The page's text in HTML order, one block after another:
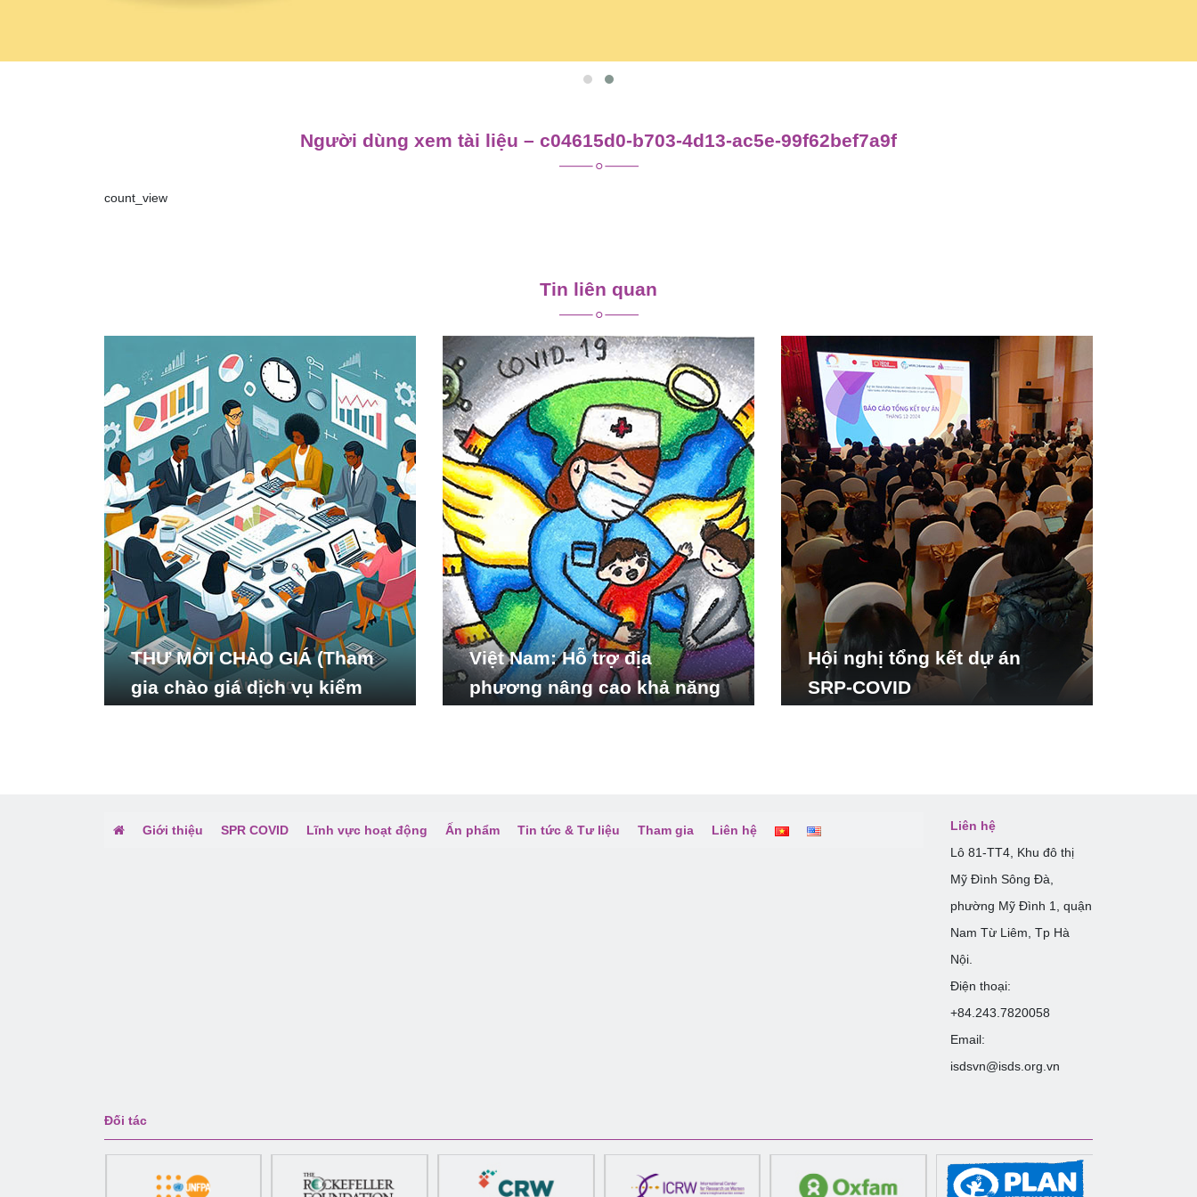
Người dùng xem tài liệu – c04615d0-b703-4d13-ac5e-99f62bef7a9f
count_view
viết
Tin liên quan
THƯ MỜI CHÀO GIÁ (Tham
gia chào giá dịch vụ kiểm
Việt Nam: Hỗ trợ địa
phương nâng cao khả năng
Hội nghị tổng kết dự án
SRP-COVID
Giới thiệu SPR COVID Lĩnh vực hoạt động Ấn phẩm Tin tức & Tư liệu Tham gia Liên hệ
Liên hệ
Lô 81-TT4, Khu đô thị
Mỹ Đình Sông Đà,
phường Mỹ Đình 1, quận
Nam Từ Liêm, Tp Hà
Nội.
Điện thoại:
+84.243.7820058
Email:
isdsvn@isds.org.vn
Đối tác